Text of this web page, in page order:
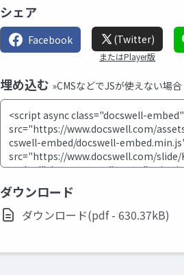
シェア
Facebook (Twitter)
またはPlayer版
埋め込む »CMSなどでJSが使えない場合
ダウンロード
ダウンロード(pdf - 630.37kB)